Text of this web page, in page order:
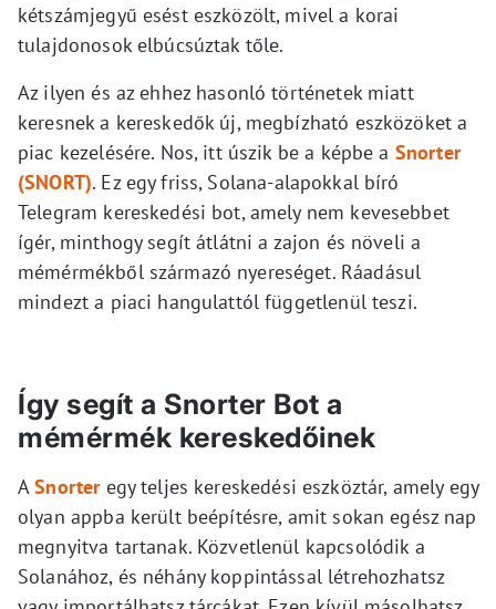
kétszámjegyű esést eszközölt, mivel a korai
tulajdonosok elbúcsúztak tőle.
Az ilyen és az ehhez hasonló történetek miatt
keresnek a kereskedők új, megbízható eszközöket a
piac kezelésére. Nos, itt úszik be a képbe a Snorter
(SNORT). Ez egy friss, Solana-alapokkal bíró
Telegram kereskedési bot, amely nem kevesebbet
ígér, minthogy segít átlátni a zajon és növeli a
mémérmékből származó nyereséget. Ráadásul
mindezt a piaci hangulattól függetlenül teszi.
Így segít a Snorter Bot a
mémérmék kereskedőinek
ASnorteregy teljes kereskedési eszköztár, amely egy
olyan appba került beépítésre, amit sokan egész nap
megnyitva tartanak. Közvetlenül kapcsolódik a
Solanához, és néhány koppintással létrehozhatsz